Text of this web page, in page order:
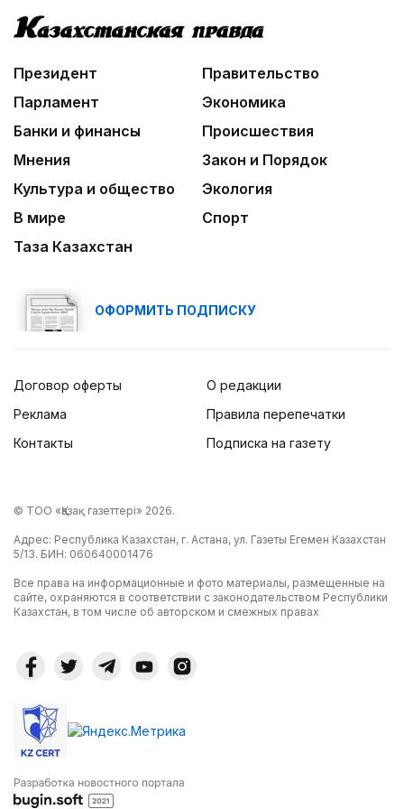
В столице реализуется проект «Школа
национального ремесла»
Президент
Правительство
Парламент
Экономика
Банки и финансы
Происшествия
Мнения
Закон и Порядок
Культура и общество
Экология
В мире
Спорт
Таза Казахстан
ОФОРМИТЬ ПОДПИСКУ
Договор оферты
Реклама
Контакты
О редакции
Правила перепечатки
Подписка на газету
© ТОО «Қазақ газеттері» 2026.
Адрес: Республика Казахстан, г. Астана, ул. Газеты Егемен Казахстан
5/13. БИН: 060640001476
Все права на информационные и фото материалы, размещенные на
сайте, охраняются в соответствии с законодательством Республики
Казахстан, в том числе об авторском и смежных правах